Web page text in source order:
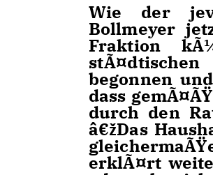
Wie der
Bollmeyer
Fraktion
begonnen
dass
durch den
žDas
erklÃ¤rt